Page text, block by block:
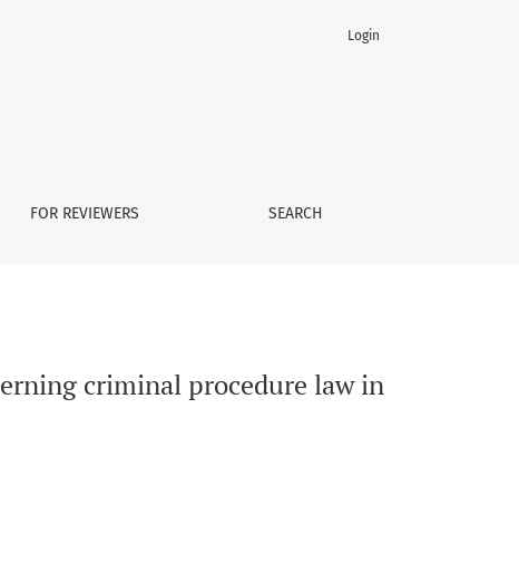
FOR REVIEWERS SEARCH
Login
criminal procedure law in